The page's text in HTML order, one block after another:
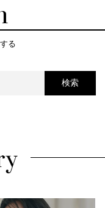
る
検索